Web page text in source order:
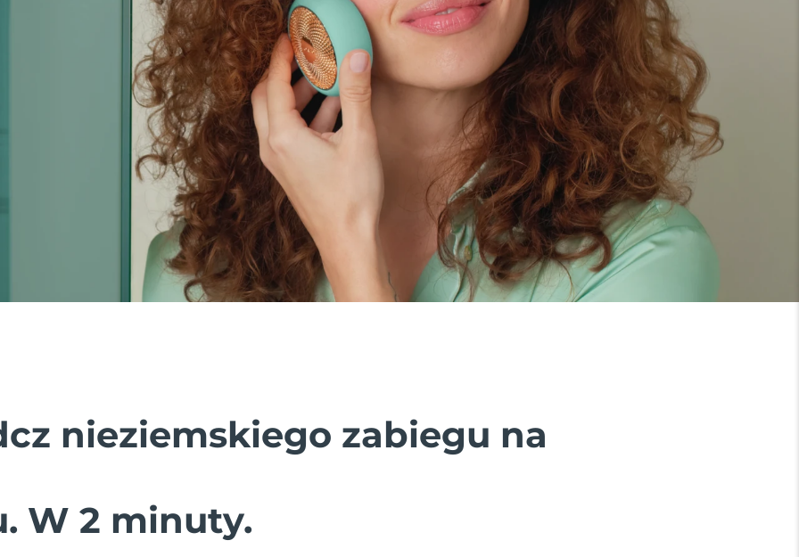
nieziemskiego zabiegu na
W 2 minuty.
Moje adresy
Moje subskrypcje